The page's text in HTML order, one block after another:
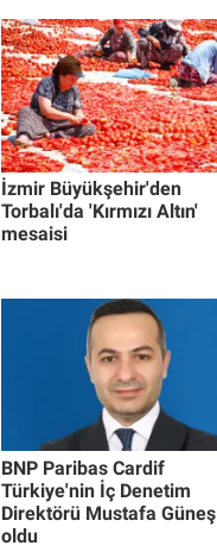
İzmir Büyükşehir'den
Torbalı'da 'Kırmızı Altın'
mesaisi
BNP Paribas Cardif
Türkiye'nin İç Denetim
Direktörü Mustafa Güneş
oldu